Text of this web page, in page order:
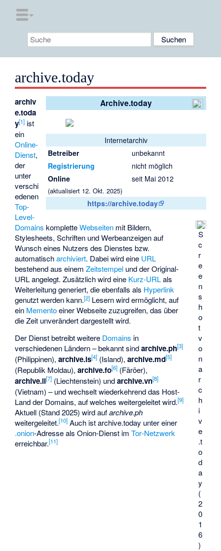
archive.today
Archive.today
Internetarchiv
Betreiber
unbekannt
Registrierung
nicht möglich
Online
seit Mai 2012
(aktualisiert 12. Okt. 2025)
https://archive.today
S
c
r
e
e
n
s
h
o
t
v
o
n
a
r
c
h
i
v
e
.t
o
d
a
y
(
2
0
1
6
)
archiv
e.toda
y[1] ist
ein
Online-
Dienst,
der
unter
verschi
edenen
Top-
Level-
Domains kompletteWebseiten mit Bildern,
Stylesheets, Schriften und Werbeanzeigen auf
Wunsch eines Nutzers des Dienstes bzw.
automatischarchiviert. Dabei wird eine URL
bestehend aus einemZeitstempel und der Original-
URL angelegt. Zusätzlich wird eine Kurz-URLals
Weiterleitung generiert, die ebenfalls als Hyperlink
genutzt werden kann.[2] Lesern wird ermöglicht, auf
ein Mementoeiner Webseite zuzugreifen, das über
die Zeit unverändert dargestellt wird.
Der Dienst betreibt weitere Domains in
verschiedenen Ländern – bekannt sindarchive.ph[3]
(Philippinen),archive.is[4] (Island),archive.md[5]
(Republik Moldau),archive.fo[6] (Färöer),
archive.li[7] (Liechtenstein) undarchive.vn[8]
(Vietnam) – und wechselt wiederkehrend das Host-
Land der Domains, auf welches weitergeleitet wird.[9]
Aktuell (Stand 2025) wird aufarchive.ph
weitergeleitet.[10] Auch ist archive.today unter einer
.onion‑Adresse als Onion‑Dienst imTor‑Netzwerk
erreichbar.[11]